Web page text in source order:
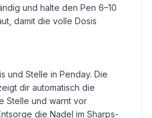
und halte den Pen 6–10
damit die volle Dosis
und Stelle in Penday. Die
dir automatisch die
Stelle und warnt vor
die Nadel im Sharps-